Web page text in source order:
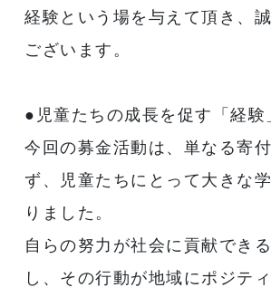
経験という場を与えて頂き、
ございます。
●児童たちの成長を促す「経験
今回の募金活動は、単なる寄
ず、児童たちにとって大きな
りました。
自らの努力が社会に貢献でき
し、その行動が地域にポジテ